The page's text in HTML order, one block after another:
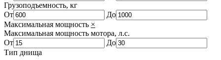
Грузоподъемность, кг
От
До
Максимальная мощность ×
Максимальная мощность мотора, л.с.
От
До
Тип днища